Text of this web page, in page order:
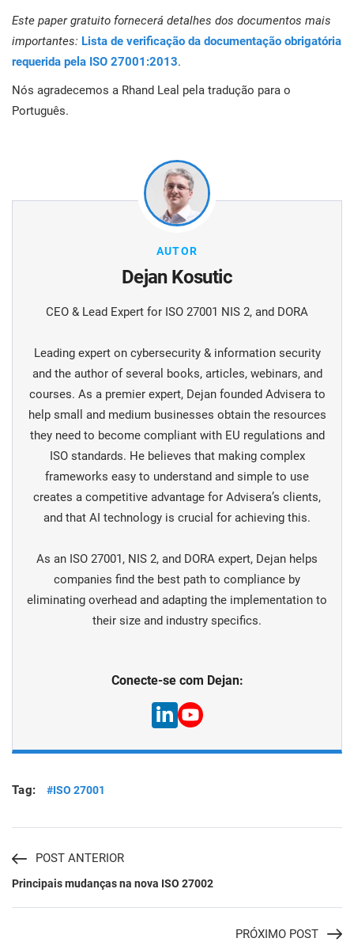
Este paper gratuito fornecerá detalhes dos documentos mais
importantes: Lista de verificação da documentação obrigatória
requerida pela ISO 27001:2013.
Nós agradecemos a Rhand Leal pela tradução para o
Português.
AUTOR
Dejan Kosutic
CEO & Lead Expert for ISO 27001 NIS 2, and DORA
Leading expert on cybersecurity & information security
and the author of several books, articles, webinars, and
courses. As a premier expert, Dejan founded Advisera to
help small and medium businesses obtain the resources
they need to become compliant with EU regulations and
ISO standards. He believes that making complex
frameworks easy to understand and simple to use
creates a competitive advantage for Advisera’s clients,
and that AI technology is crucial for achieving this.
As an ISO 27001, NIS 2, and DORA expert, Dejan helps
companies find the best path to compliance by
eliminating overhead and adapting the implementation to
their size and industry specifics.
Conecte-se com Dejan:
Tag: #ISO 27001
POST ANTERIOR
Principais mudanças na nova ISO 27002
PRÓXIMO POST